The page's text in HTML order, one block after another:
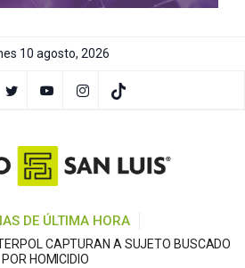
10 agosto, 2026
DE ÚLTIMA HORA
CAPTURAN A SUJETO BUSCADO
POR HOMICIDIO